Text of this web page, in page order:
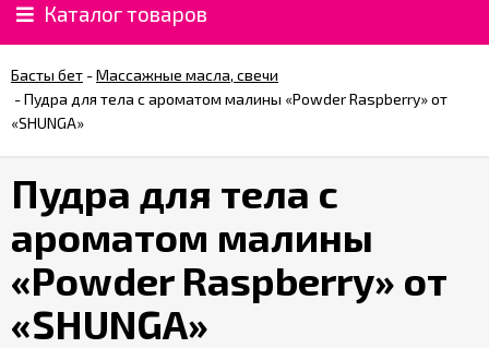
Каталог товаров
Басты бет -Массажные масла, свечи
-Пудра для тела с ароматом малины «Powder Raspberry» от
«SHUNGA»
Пудра для тела с
ароматом малины
«Powder Raspberry» от
«SHUNGA»